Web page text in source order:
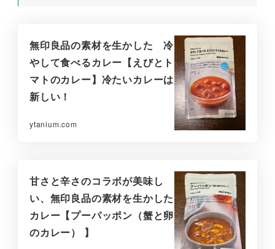
無印良品の素材を生かした 冷
やして食べるカレー【えびとト
マトのカレー】冷たいカレーは
新しい！
ytanium.com
甘さと辛さのコラボが美味し
い、無印良品の素材を生かした
カレー【プーパッポン（蟹と卵
のカレー） 】